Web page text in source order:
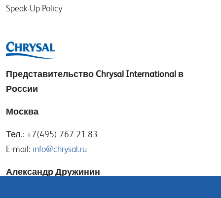
Speak-Up Policy
Представительство Chrysal International в
России
Москва
Тел.: +7(495) 767 21 83
E-mail: info@chrysal.ru
Александр Дружинин